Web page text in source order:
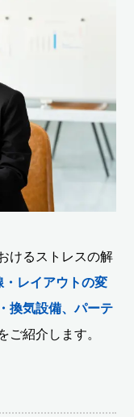
けるストレスの解
・レイアウトの変
換気設備、パーテ
ご紹介します。